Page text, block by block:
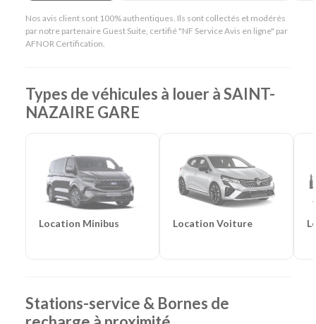
Nos avis client sont 100% authentiques. Ils sont collectés et modérés
par notre partenaire Guest Suite, certifié "NF Service Avis en ligne" par
AFNOR Certification.
Types de véhicules à louer à SAINT-
NAZAIRE GARE
Location Minibus Location Voiture
Stations-service & Bornes de